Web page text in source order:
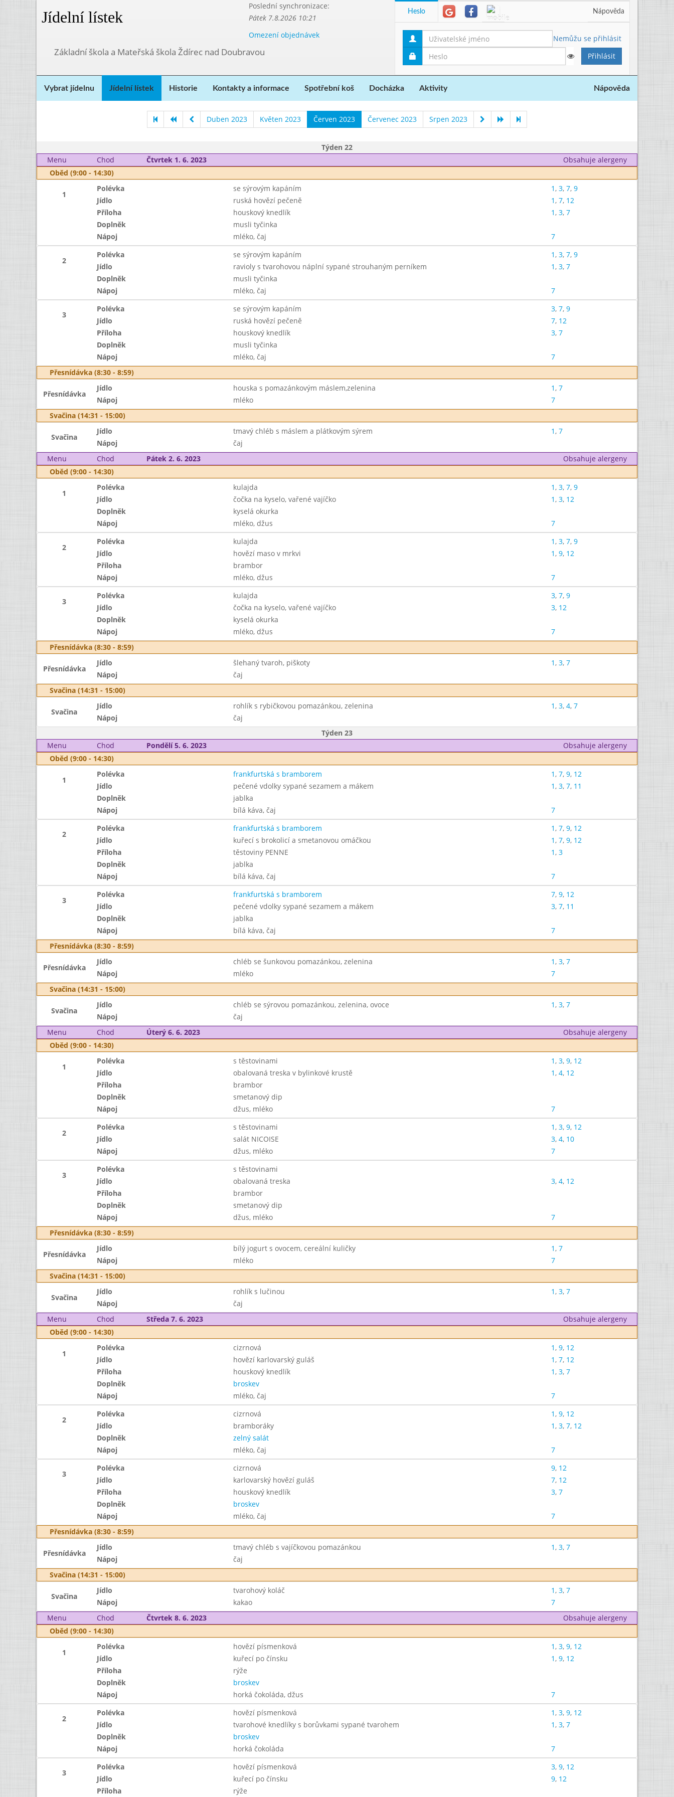
Jídelní lístek
Poslední synchronizace:
Pátek 7.8.2026 10:21
Omezení objednávek
Základní škola a Mateřská škola Ždírec nad Doubravou
Heslo Nápověda
Nemůžu se přihlásit
Vybrat jídelnu Jídelní lístek Historie Kontakty a informace Spotřební koš Docházka Aktivity Nápověda
Duben 2023 Květen 2023 Červen 2023 Červenec 2023 Srpen 2023
Týden 22
Menu
Chod Čtvrtek 1. 6. 2023
Obsahuje alergeny
Oběd (9:00 - 14:30)
1
Polévka se sýrovým kapáním 1, 3, 7, 9
Jídlo
ruská hovězí pečeně 1, 7, 12
Příloha
houskový knedlík 1, 3, 7
Doplněk
musli tyčinka
Nápoj
mléko, čaj 7
2
Polévka se sýrovým kapáním 1, 3, 7, 9
Jídlo
ravioly s tvarohovou náplní sypané strouhaným perníkem 1, 3, 7
Doplněk
musli tyčinka
Nápoj
mléko, čaj 7
3
Polévka se sýrovým kapáním 3, 7, 9
Jídlo
ruská hovězí pečeně 7, 12
Příloha
houskový knedlík 3, 7
Doplněk
musli tyčinka
Nápoj
mléko, čaj
7
Přesnídávka (8:30 - 8:59)
Přesnídávka
Jídlo houska s pomazánkovým máslem,zelenina 1, 7
Nápoj
mléko
7
Svačina (14:31 - 15:00)
Svačina
Jídlo tmavý chléb s máslem a plátkovým sýrem 1, 7
Nápoj
čaj
Menu
Chod Pátek 2. 6. 2023
Obsahuje alergeny
Oběd (9:00 - 14:30)
1
Polévka kulajda 1, 3, 7, 9
Jídlo
čočka na kyselo, vařené vajíčko 1, 3, 12
Doplněk
kyselá okurka
Nápoj
mléko, džus 7
2
Polévka kulajda 1, 3, 7, 9
Jídlo
hovězí maso v mrkvi 1, 9, 12
Příloha
brambor
Nápoj
mléko, džus 7
3
Polévka kulajda 3, 7, 9
Jídlo
čočka na kyselo, vařené vajíčko 3, 12
Doplněk
kyselá okurka
Nápoj
mléko, džus
7
Přesnídávka (8:30 - 8:59)
Přesnídávka
Jídlo šlehaný tvaroh, piškoty 1, 3, 7
Nápoj
čaj
Svačina (14:31 - 15:00)
Svačina
Jídlo rohlík s rybičkovou pomazánkou, zelenina 1, 3, 4, 7
Nápoj
čaj
Týden 23
Menu
Chod Pondělí 5. 6. 2023
Obsahuje alergeny
Oběd (9:00 - 14:30)
1
Polévka frankfurtská s bramborem 1, 7, 9, 12
Jídlo
pečené vdolky sypané sezamem a mákem 1, 3, 7, 11
Doplněk
jablka
Nápoj
bílá káva, čaj 7
2
Polévka frankfurtská s bramborem 1, 7, 9, 12
Jídlo
kuřecí s brokolicí a smetanovou omáčkou 1, 7, 9, 12
Příloha
těstoviny PENNE 1, 3
Doplněk
jablka
Nápoj
bílá káva, čaj 7
3
Polévka frankfurtská s bramborem 7, 9, 12
Jídlo
pečené vdolky sypané sezamem a mákem 3, 7, 11
Doplněk
jablka
Nápoj
bílá káva, čaj
7
Přesnídávka (8:30 - 8:59)
Přesnídávka
Jídlo chléb se šunkovou pomazánkou, zelenina 1, 3, 7
Nápoj
mléko
7
Svačina (14:31 - 15:00)
Svačina
Jídlo chléb se sýrovou pomazánkou, zelenina, ovoce 1, 3, 7
Nápoj
čaj
Menu
Chod Úterý 6. 6. 2023
Obsahuje alergeny
Oběd (9:00 - 14:30)
1
Polévka s těstovinami 1, 3, 9, 12
Jídlo
obalovaná treska v bylinkové krustě 1, 4, 12
Příloha
brambor
Doplněk
smetanový dip
Nápoj
džus, mléko 7
2
Polévka s těstovinami 1, 3, 9, 12
Jídlo
salát NICOISE 3, 4, 10
Nápoj
džus, mléko 7
3
Polévka
s těstovinami
Jídlo
obalovaná treska 3, 4, 12
Příloha
brambor
Doplněk
smetanový dip
Nápoj
džus, mléko
7
Přesnídávka (8:30 - 8:59)
Přesnídávka
Jídlo bílý jogurt s ovocem, cereální kuličky 1, 7
Nápoj
mléko
7
Svačina (14:31 - 15:00)
Svačina
Jídlo rohlík s lučinou 1, 3, 7
Nápoj
čaj
Menu
Chod Středa 7. 6. 2023
Obsahuje alergeny
Oběd (9:00 - 14:30)
1
Polévka cizrnová 1, 9, 12
Jídlo
hovězí karlovarský guláš 1, 7, 12
Příloha
houskový knedlík 1, 3, 7
Doplněk
broskev
Nápoj
mléko, čaj 7
2
Polévka cizrnová 1, 9, 12
Jídlo
bramboráky 1, 3, 7, 12
Doplněk
zelný salát
Nápoj
mléko, čaj 7
3
Polévka cizrnová 9, 12
Jídlo
karlovarský hovězí guláš 7, 12
Příloha
houskový knedlík 3, 7
Doplněk
broskev
Nápoj
mléko, čaj
7
Přesnídávka (8:30 - 8:59)
Přesnídávka
Jídlo tmavý chléb s vajíčkovou pomazánkou 1, 3, 7
Nápoj
čaj
Svačina (14:31 - 15:00)
Svačina
Jídlo tvarohový koláč 1, 3, 7
Nápoj
kakao
7
Menu
Chod Čtvrtek 8. 6. 2023
Obsahuje alergeny
Oběd (9:00 - 14:30)
1
Polévka hovězí písmenková 1, 3, 9, 12
Jídlo
kuřecí po čínsku 1, 9, 12
Příloha
rýže
Doplněk
broskev
Nápoj
horká čokoláda, džus 7
2
Polévka hovězí písmenková 1, 3, 9, 12
Jídlo
tvarohové knedlíky s borůvkami sypané tvarohem 1, 3, 7
Doplněk
broskev
Nápoj
horká čokoláda 7
3
Polévka hovězí písmenková 3, 9, 12
Jídlo
kuřecí po čínsku 9, 12
Příloha
rýže